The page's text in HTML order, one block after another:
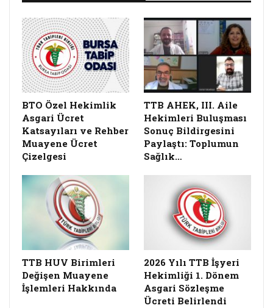
BTO Özel Hekimlik
Asgari Ücret
Katsayıları ve Rehber
Muayene Ücret
Çizelgesi
TTB AHEK, III. Aile
Hekimleri Buluşması
Sonuç Bildirgesini
Paylaştı: Toplumun
Sağlık…
TTB HUV Birimleri
Değişen Muayene
İşlemleri Hakkında
2026 Yılı TTB İşyeri
Hekimliği 1. Dönem
Asgari Sözleşme
Ücreti Belirlendi